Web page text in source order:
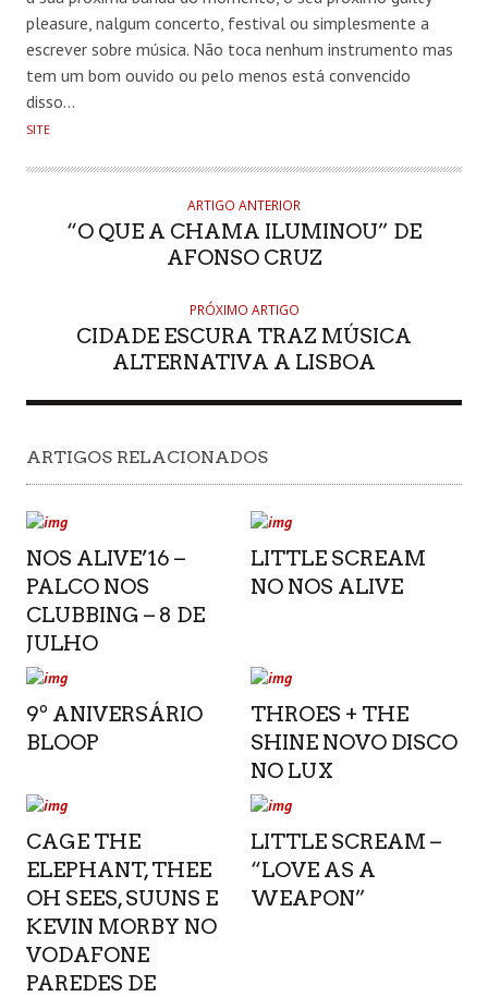
pleasure, nalgum concerto, festival ou simplesmente a
escrever sobre música. Não toca nenhum instrumento mas
tem um bom ouvido ou pelo menos está convencido
disso…
SITE
ARTIGO ANTERIOR
“O QUE A CHAMA ILUMINOU” DE
AFONSO CRUZ
PRÓXIMO ARTIGO
CIDADE ESCURA TRAZ MÚSICA
ALTERNATIVA A LISBOA
ARTIGOS RELACIONADOS
NOS ALIVE’16 –
PALCO NOS
CLUBBING – 8 DE
JULHO
LITTLE SCREAM
NO NOS ALIVE
9º ANIVERSÁRIO
BLOOP
THROES + THE
SHINE NOVO DISCO
NO LUX
CAGE THE
ELEPHANT, THEE
OH SEES, SUUNS E
KEVIN MORBY NO
VODAFONE
PAREDES DE
LITTLE SCREAM –
“LOVE AS A
WEAPON”